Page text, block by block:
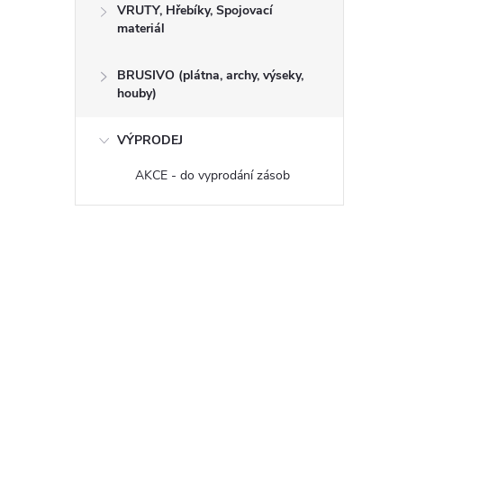
VRUTY, Hřebíky, Spojovací
materiál
BRUSIVO (plátna, archy, výseky,
houby)
VÝPRODEJ
AKCE - do vyprodání zásob